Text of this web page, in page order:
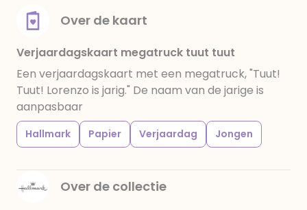
Over de kaart
Verjaardagskaart megatruck tuut tuut
Een verjaardagskaart met een megatruck, "Tuut!
Tuut! Lorenzo is jarig." De naam van de jarige is
aanpasbaar
Hallmark Papier Verjaardag Jongen
Over de collectie